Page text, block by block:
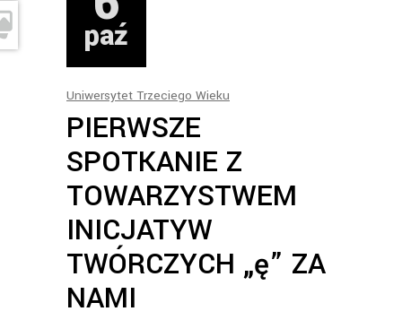
paź
Uniwersytet Trzeciego Wieku
PIERWSZE
SPOTKANIE Z
TOWARZYSTWEM
INICJATYW
TWÓRCZYCH „ę” ZA
NAMI